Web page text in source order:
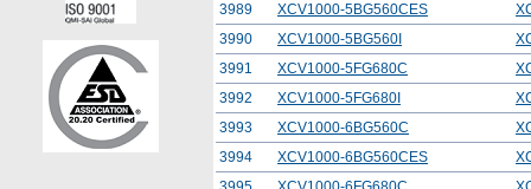
3989
XCV1000-5BG560CES
3990
XCV1000-5BG560I
3991
XCV1000-5FG680C
3992
XCV1000-5FG680I
3993
XCV1000-6BG560C
3994
XCV1000-6BG560CES